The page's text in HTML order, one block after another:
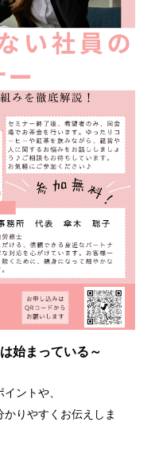
始まっている～
ントや、
りやすくお伝えしま